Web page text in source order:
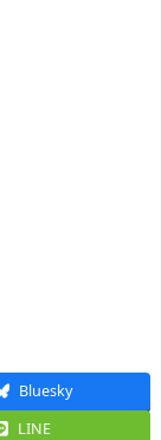
Bluesky
LINE